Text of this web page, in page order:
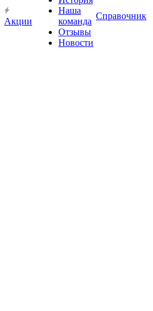
Акции
Наша
команда
Отзывы
Новости
Справочник